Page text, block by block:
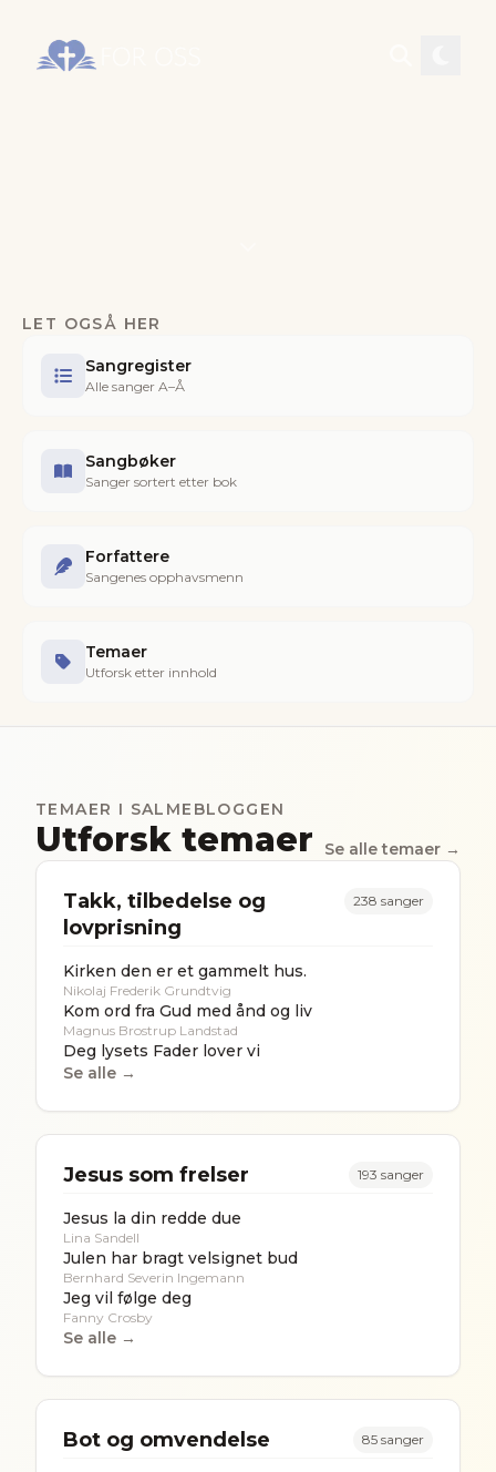
LET OGSÅ HER
Sangregister
Alle sanger A–Å
Sangbøker
Sanger sortert etter bok
Forfattere
Sangenes opphavsmenn
Temaer
Utforsk etter innhold
TEMAER I SALMEBLOGGEN
Utforsk temaer Se alle temaer →
Takk, tilbedelse og
lovprisning
238 sanger
Kirken den er et gammelt hus.
Nikolaj Frederik Grundtvig
Kom ord fra Gud med ånd og liv
Magnus Brostrup Landstad
Deg lysets Fader lover vi
Se alle →
Jesus som frelser 193 sanger
Jesus la din redde due
Lina Sandell
Julen har bragt velsignet bud
Bernhard Severin Ingemann
Jeg vil følge deg
Fanny Crosby
Se alle →
Bot og omvendelse 85 sanger